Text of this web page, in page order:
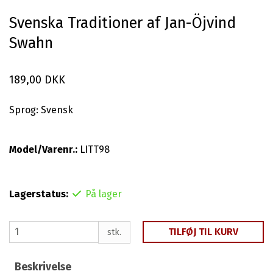
Svenska Traditioner af Jan-Öjvind
Swahn
189,00 DKK
Sprog: Svensk
Model/Varenr.: LITT98
Lagerstatus: På lager
stk. TILFØJ TIL KURV
Beskrivelse